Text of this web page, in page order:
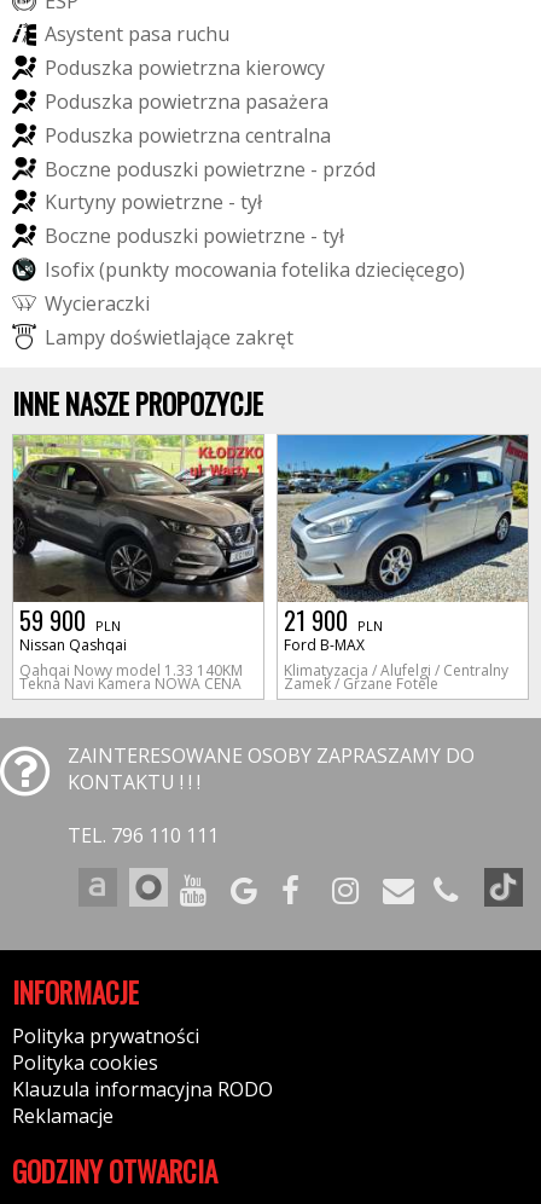
Asystent pasa ruchu
Poduszka powietrzna kierowcy
Poduszka powietrzna pasażera
Poduszka powietrzna centralna
Boczne poduszki powietrzne - przód
Kurtyny powietrzne - tył
Boczne poduszki powietrzne - tył
Isofix(punkty mocowania fotelika dziecięcego)
Wycieraczki
Lampydoświetlające zakręt
INNE NASZE PROPOZYCJE
59 900 PLN
Nissan Qashqai
Qahqai Nowy model 1.33 140KM
Tekna Navi Kamera NOWA CENA
21 900 PLN
Ford B-MAX
Klimatyzacja / Alufelgi / Centralny
Zamek / Grzane Fotele
ZAINTERESOWANE OSOBY ZAPRASZAMY DO
KONTAKTU ! ! !
TEL. 796 110 111
INFORMACJE
Polityka prywatności
Polityka cookies
Klauzula informacyjna RODO
Reklamacje
GODZINY OTWARCIA